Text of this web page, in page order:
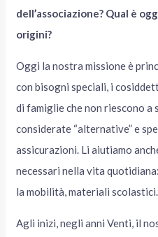
dell’associazione? Qual è
origini?
Oggi la nostra missione è
con bisogni speciali, i
di famiglie che non riescono a
considerate “alternative” e
assicurazioni. Li aiutiamo
necessari nella vita
la mobilità, materiali scolastici.
Agli inizi, negli anni Venti, il